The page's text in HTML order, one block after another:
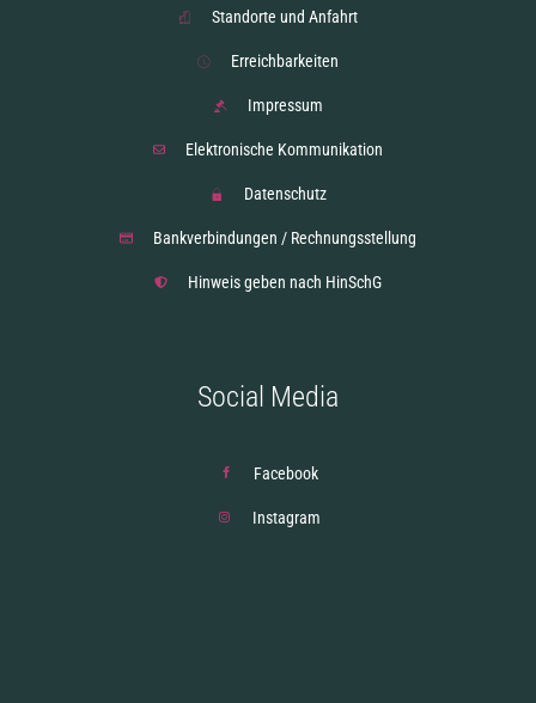
Standorte und Anfahrt
Erreichbarkeiten
Impressum
Elektronische Kommunikation
Datenschutz
Bankverbindungen / Rechnungsstellung
Hinweis geben nach HinSchG
Social Media
Facebook
Instagram